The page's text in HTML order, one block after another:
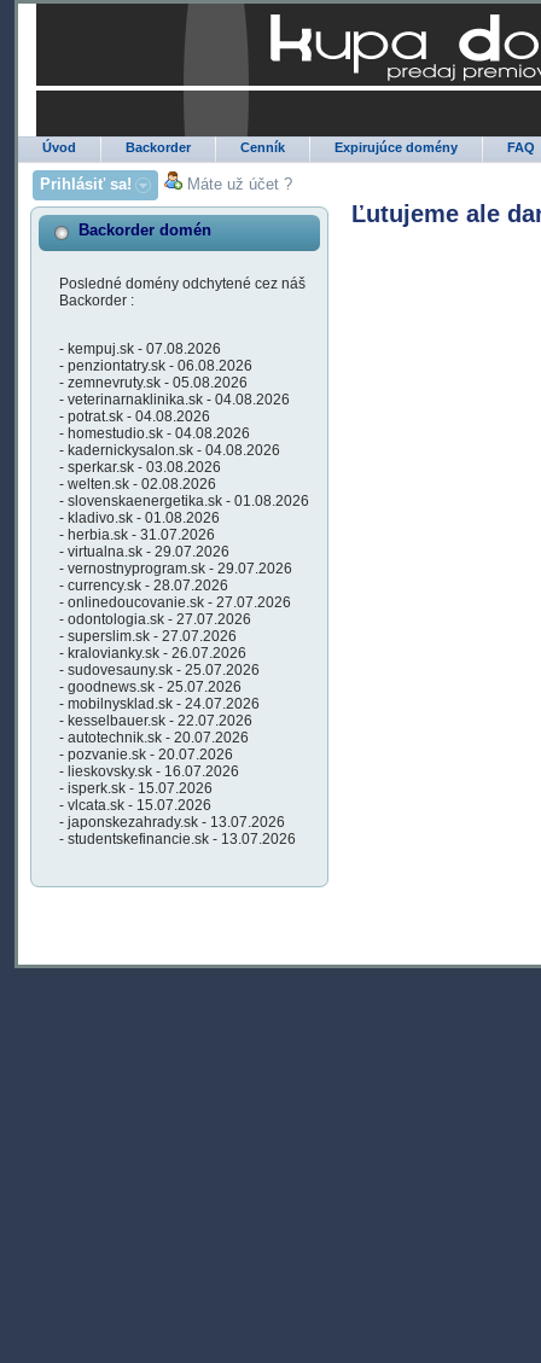
Úvod Backorder Cenník Expirujúce domény FAQ
Prihlásiť sa! Máte už účet ?
Backorder domén
Posledné domény odchytené cez náš
Backorder :
- kempuj.sk - 07.08.2026
- penziontatry.sk - 06.08.2026
- zemnevruty.sk - 05.08.2026
- veterinarnaklinika.sk - 04.08.2026
- potrat.sk - 04.08.2026
- homestudio.sk - 04.08.2026
- kadernickysalon.sk - 04.08.2026
- sperkar.sk - 03.08.2026
- welten.sk - 02.08.2026
- slovenskaenergetika.sk - 01.08.2026
- kladivo.sk - 01.08.2026
- herbia.sk - 31.07.2026
- virtualna.sk - 29.07.2026
- vernostnyprogram.sk - 29.07.2026
- currency.sk - 28.07.2026
- onlinedoucovanie.sk - 27.07.2026
- odontologia.sk - 27.07.2026
- superslim.sk - 27.07.2026
- kralovianky.sk - 26.07.2026
- sudovesauny.sk - 25.07.2026
- goodnews.sk - 25.07.2026
- mobilnysklad.sk - 24.07.2026
- kesselbauer.sk - 22.07.2026
- autotechnik.sk - 20.07.2026
- pozvanie.sk - 20.07.2026
- lieskovsky.sk - 16.07.2026
- isperk.sk - 15.07.2026
- vlcata.sk - 15.07.2026
- japonskezahrady.sk - 13.07.2026
- studentskefinancie.sk - 13.07.2026
Ľutujeme ale